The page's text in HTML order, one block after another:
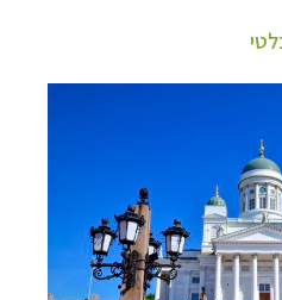
נופש לחצו לרשימת היעדים »